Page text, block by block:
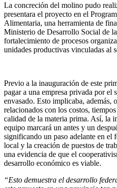
La concreción del molino pudo
presentara el proyecto en el
Alimentaria, una herramienta de
Ministerio de Desarrollo Social de
fortalecimiento de procesos
unidades productivas vinculadas al
Previo a la inauguración de este
pagar a una empresa privada por el
envasado. Esto implicaba, además,
relacionados con los costos,
calidad de la materia prima. Así, la
equipo marcará un antes y un
significando un paso adelante en el
local y la creación de puestos de
una evidencia de que el
desarrollo económico es viable.
“Esto demuestra el desarrollo